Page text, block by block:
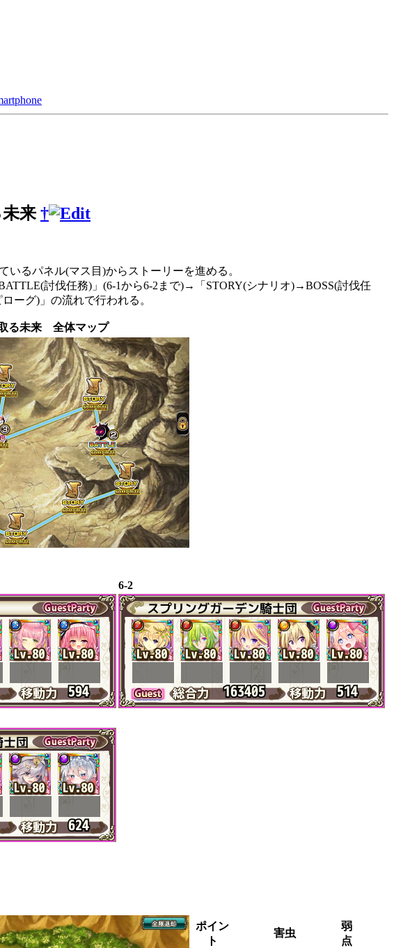
来 †
いるパネル(マス目)からストーリーを進める。
討伐任務)」(6-1から6-2まで)→「STORY(シナリオ)→BOSS(討伐任
ーグ)」の流れで行われる。
る未来 全体マップ
6-2
ポイン
ト
害虫
弱
点